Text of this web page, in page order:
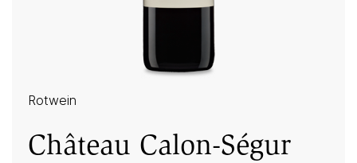
Rotwein
Château Calon-Ségur